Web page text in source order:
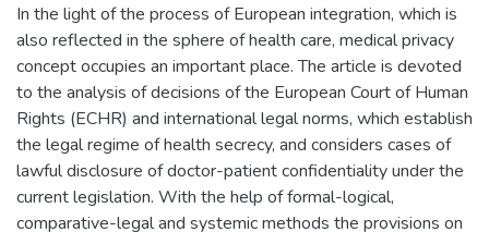
In the light of the process of European integration, which is
also reflected in the sphere of health care, medical privacy
concept occupies an important place. The article is devoted
to the analysis of decisions of the European Court of Human
Rights (ECHR) and international legal norms, which establish
the legal regime of health secrecy, and considers cases of
lawful disclosure of doctor-patient confidentiality under the
current legislation. With the help of formal-logical,
comparative-legal and systemic methods the provisions on